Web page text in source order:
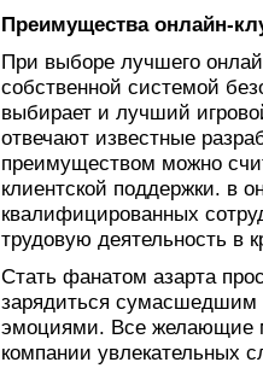
Преимущества онлайн-
При выборе лучшего
собственной системой
выбирает и лучший
отвечают известные
преимуществом можно
клиентской поддержки. в
квалифицированных
трудовую деятельность в
Стать фанатом азарта
зарядиться сумасшедшим
эмоциями. Все желающие
компании увлекательных